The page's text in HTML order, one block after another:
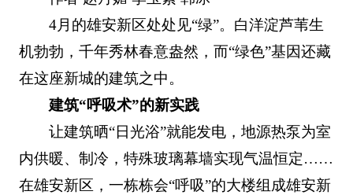
4月的雄安新区处处见“绿”。白洋淀芦苇生
机勃勃，千年秀林春意盎然，而“绿色”基因还藏
在这座新城的建筑之中。
建筑“呼吸术”的新实践
让建筑晒“日光浴”就能发电，地源热泵为室
内供暖、制冷，特殊玻璃幕墙实现气温恒定……
在雄安新区，一栋栋会“呼吸”的大楼组成雄安新